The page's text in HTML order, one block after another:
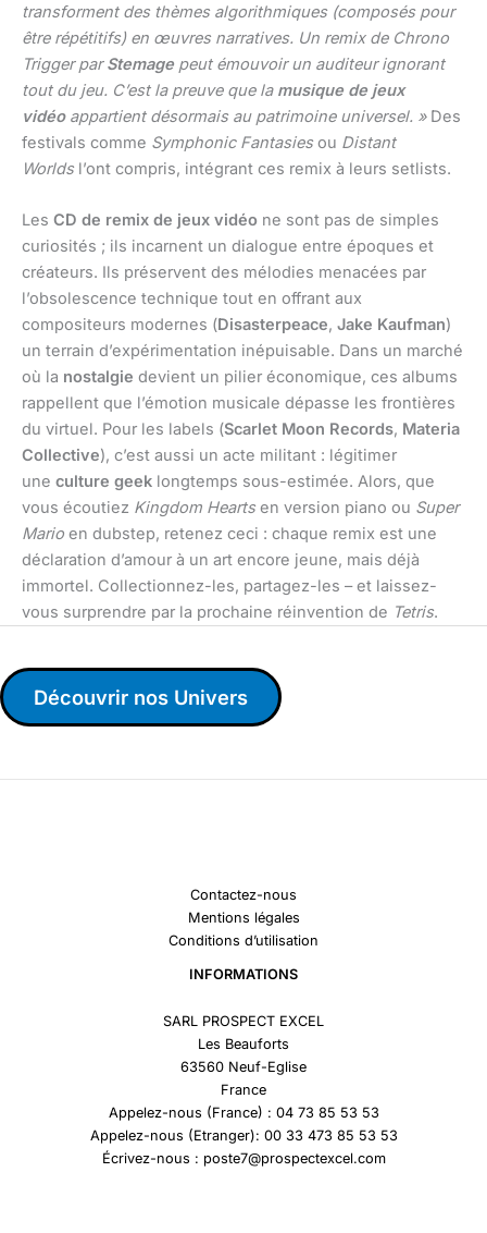
transforment des thèmes algorithmiques (composés pour
être répétitifs) en œuvres narratives. Un remix de Chrono
Trigger parStemagepeut émouvoir un auditeur ignorant
tout du jeu. C’est la preuve que la musique de jeux
vidéoappartient désormais au patrimoine universel. »Des
festivals comme Symphonic Fantasiesou Distant
Worldsl’ont compris, intégrant ces remix à leurs setlists.
Les CD de remix de jeux vidéo ne sont pas de simples
curiosités ; ils incarnent un dialogue entre époques et
créateurs. Ils préservent des mélodies menacées par
l’obsolescence technique tout en offrant aux
compositeurs modernes (Disasterpeace, Jake Kaufman)
un terrain d’expérimentation inépuisable. Dans un marché
où la nostalgie devient un pilier économique, ces albums
rappellent que l’émotion musicale dépasse les frontières
du virtuel. Pour les labels (Scarlet Moon Records, Materia
Collective), c’est aussi un acte militant : légitimer
une culture geek longtemps sous-estimée. Alors, que
vous écoutiez Kingdom Heartsen version piano ou Super
Mario en dubstep, retenez ceci : chaque remix est une
déclaration d’amour à un art encore jeune, mais déjà
immortel. Collectionnez-les, partagez-les – et laissez-
vous surprendre par la prochaine réinvention de Tetris.
Découvrir nos Univers
Contactez-nous
Mentions légales
Conditions d’utilisation
INFORMATIONS
SARL PROSPECT EXCEL
Les Beauforts
63560 Neuf-Eglise
France
Appelez-nous (France) : 04 73 85 53 53
Appelez-nous (Etranger): 00 33 473 85 53 53
Écrivez-nous : poste7@prospectexcel.com